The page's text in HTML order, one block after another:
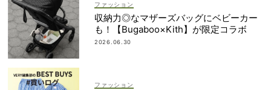
ファッション
収納力◎なマザーズバッグにベビーカー
も！【Bugaboo×Kith】が限定コラボ
2026.06.30
ファッション